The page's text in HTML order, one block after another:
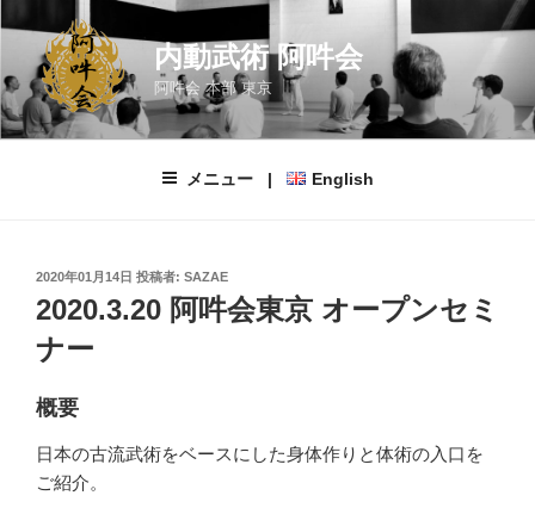
ン
ツ
内動武術 阿吽会
阿吽会 本部 東京
メニュー | English
投
稿
日:
2020年01月14日 投稿者: SAZAE
2020.3.20 阿吽会東京 オープンセミ
ナー
概要
日本の古流武術をベースにした身体作りと体術の入口を
ご紹介。